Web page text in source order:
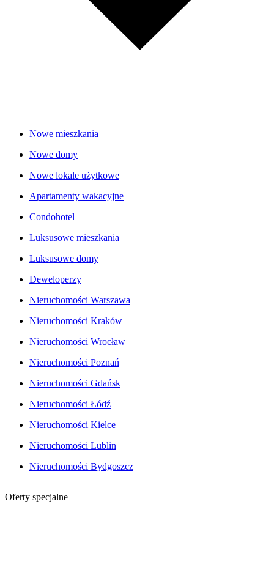
Nowe mieszkania
Nowe domy
Nowe lokale użytkowe
Apartamenty wakacyjne
Condohotel
Luksusowe mieszkania
Luksusowe domy
Deweloperzy
Nieruchomości Warszawa
Nieruchomości Kraków
Nieruchomości Wrocław
Nieruchomości Poznań
Nieruchomości Gdańsk
Nieruchomości Łódź
Nieruchomości Kielce
Nieruchomości Lublin
Nieruchomości Bydgoszcz
Oferty specjalne